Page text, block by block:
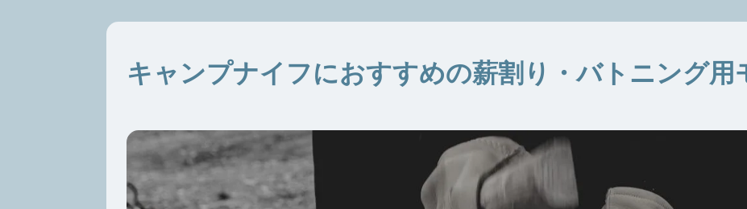
キャンプナイフにおすすめの薪割り・バトニング用